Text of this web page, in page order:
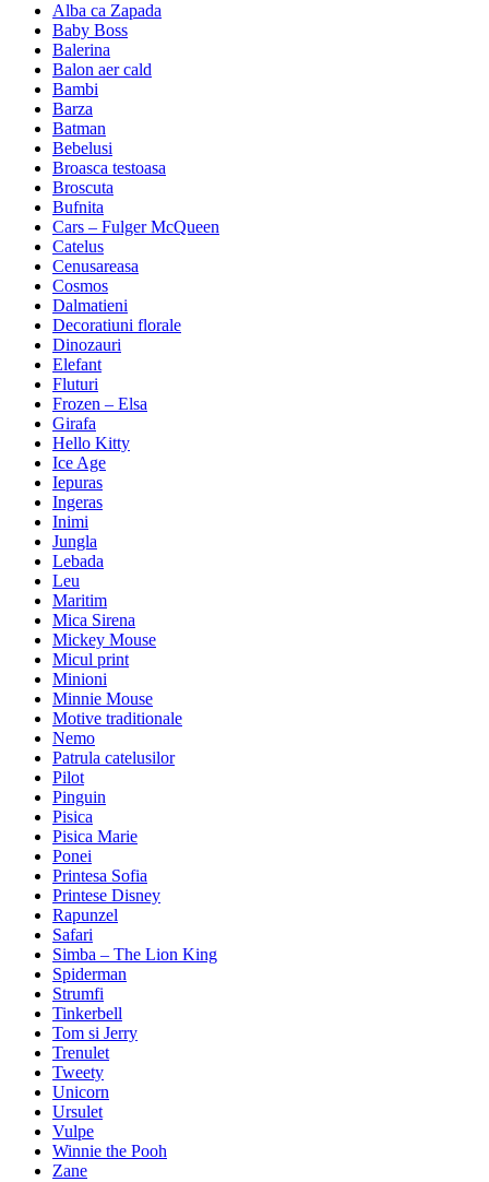
Alba ca Zapada
Baby Boss
Balerina
Balon aer cald
Bambi
Barza
Batman
Bebelusi
Broasca testoasa
Broscuta
Bufnita
Cars – Fulger McQueen
Catelus
Cenusareasa
Cosmos
Dalmatieni
Decoratiuni florale
Dinozauri
Elefant
Fluturi
Frozen – Elsa
Girafa
Hello Kitty
Ice Age
Iepuras
Ingeras
Inimi
Jungla
Lebada
Leu
Maritim
Mica Sirena
Mickey Mouse
Micul print
Minioni
Minnie Mouse
Motive traditionale
Nemo
Patrula catelusilor
Pilot
Pinguin
Pisica
Pisica Marie
Ponei
Printesa Sofia
Printese Disney
Rapunzel
Safari
Simba – The Lion King
Spiderman
Strumfi
Tinkerbell
Tom si Jerry
Trenulet
Tweety
Unicorn
Ursulet
Vulpe
Winnie the Pooh
Zane